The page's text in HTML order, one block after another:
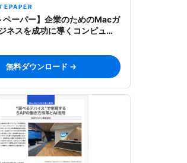
ペーパー】企業のためのMacガ
ネスを成功に導くコンピュー
法
無料ダウンロード →